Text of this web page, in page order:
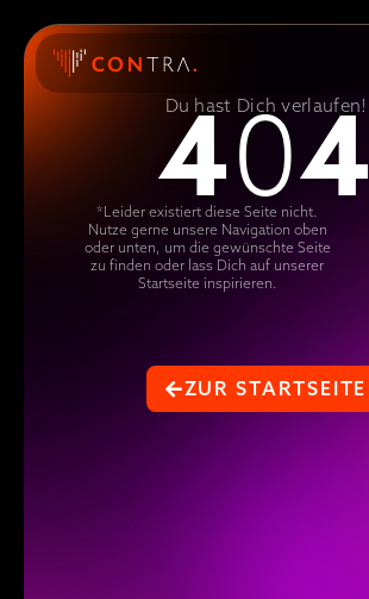
404
*Leider existiert diese Seite nicht.
Nutze gerne unsere Navigation oben
oder unten, um die gewünschte Seite
zu finden oder lass Dich auf unserer
Startseite inspirieren.
Du hast Dich verlaufen!
ZUR STARTSEITE